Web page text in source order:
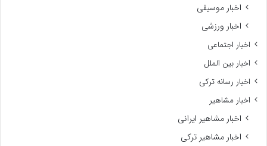
اخبار موسیقی
اخبار ورزشی
اخبار اجتماعی
اخبار بین الملل
اخبار رسانه ترکی
اخبار مشاهیر
اخبار مشاهیر ایرانی
اخبار مشاهیر ترکی